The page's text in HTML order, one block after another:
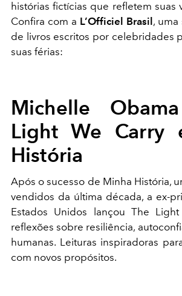
histórias fictícias que refletem suas
Confira com a L’Officiel Brasil , uma
de livros escritos por celebridades
suas férias:
Michelle
Light We Carry
História
Após o sucesso de Minha História,
vendidos da última década, a ex-
Estados Unidos lançou The
reflexões sobre resiliência,
humanas. Leituras inspiradoras
com novos propósitos.